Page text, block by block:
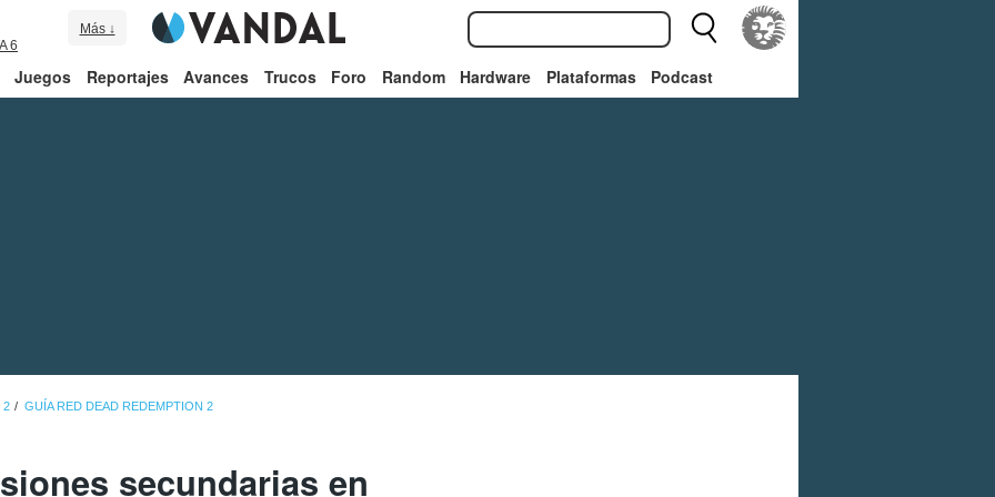
6
Más ↓
Juegos Reportajes Avances Trucos Foro Random Hardware Plataformas Podcast
2 GUÍA RED DEAD REDEMPTION 2
secundarias en